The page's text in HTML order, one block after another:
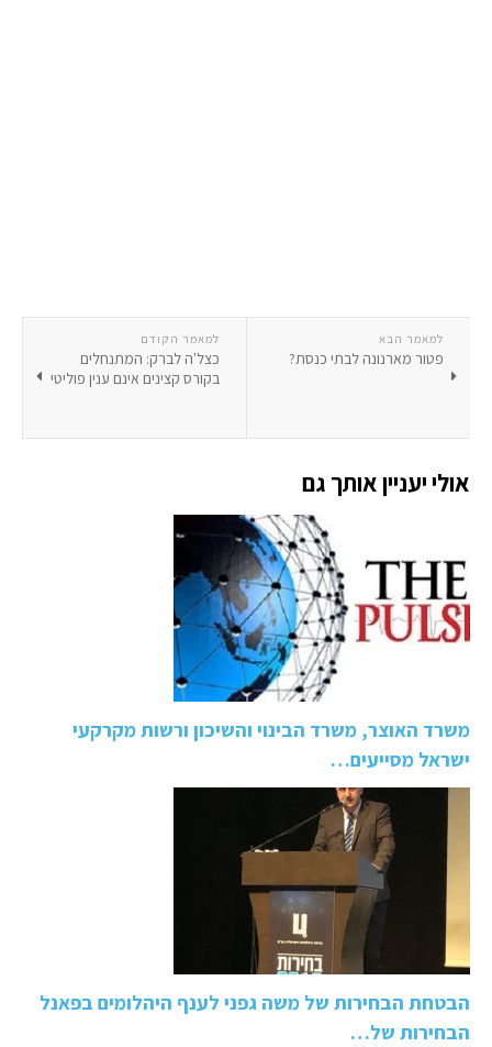
למאמר הקודם
כצל'ה לברק: המתנחלים
בקורס קצינים אינם ענין פוליטי
למאמר הבא
פטור מארנונה לבתי כנסת?
אולי יעניין אותך גם
משרד האוצר, משרד הבינוי והשיכון ורשות מקרקעי
ישראל מסייעים…
הבטחת הבחירות של משה גפני לענף היהלומים בפאנל
הבחירות של…